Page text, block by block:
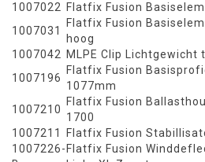
1007022
Flatfix Fusion
1007031
Flatfix Fusion
hoog
1007042
MLPE Clip Lichtgewicht
1007196
Flatfix Fusion
1077mm
1007210
Flatfix Fusion
1700
1007211
Flatfix Fusion
1007226- Flatfix Fusion